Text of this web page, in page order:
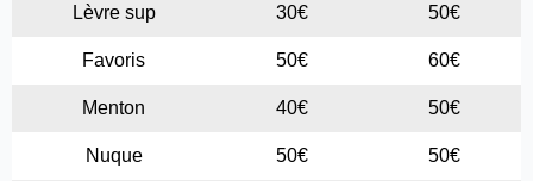
Lèvre sup 30€ 50€
Favoris 50€ 60€
Menton 40€ 50€
Nuque 50€ 50€